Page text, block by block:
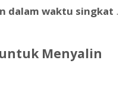
dalam waktu singkat .
Menyalin